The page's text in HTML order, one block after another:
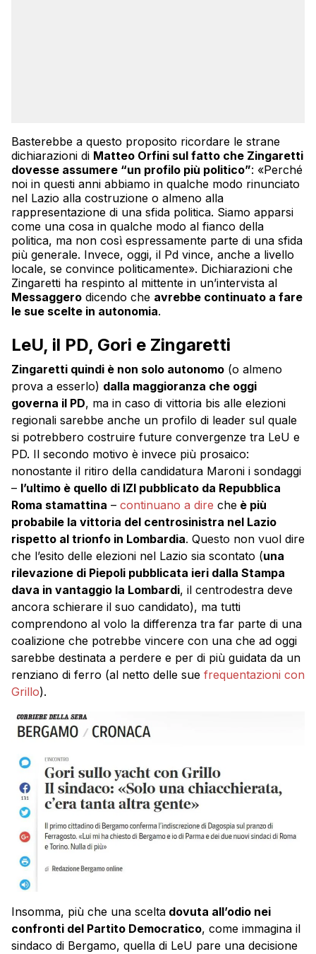
Basterebbe a questo proposito ricordare le strane
dichiarazioni di Matteo Orfini sul fatto che Zingaretti
dovesse assumere “un profilo più politico”: «Perché
noi in questi anni abbiamo in qualche modo rinunciato
nel Lazio alla costruzione o almeno alla
rappresentazione di una sfida politica. Siamo apparsi
come una cosa in qualche modo al fianco della
politica, ma non così espressamente parte di una sfida
più generale. Invece, oggi, il Pd vince, anche a livello
locale, se convince politicamente». Dichiarazioni che
Zingaretti ha respinto al mittente in un’intervista al
Messaggero dicendo che avrebbe continuato a fare
le sue scelte in autonomia.
LeU, il PD, Gori e Zingaretti
Zingaretti quindi è non solo autonomo (o almeno
prova a esserlo) dalla maggioranza che oggi
governa il PD, ma in caso di vittoria bis alle elezioni
regionali sarebbe anche un profilo di leader sul quale
si potrebbero costruire future convergenze tra LeU e
PD. Il secondo motivo è invece più prosaico:
nonostante il ritiro della candidatura Maroni i sondaggi
– l’ultimo è quello di IZI pubblicato da Repubblica
Roma stamattina – continuano a dire che è più
probabile la vittoria del centrosinistra nel Lazio
rispetto al trionfo in Lombardia. Questo non vuol dire
che l’esito delle elezioni nel Lazio sia scontato (una
rilevazione di Piepoli pubblicata ieri dalla Stampa
dava in vantaggio la Lombardi, il centrodestra deve
ancora schierare il suo candidato), ma tutti
comprendono al volo la differenza tra far parte di una
coalizione che potrebbe vincere con una che ad oggi
sarebbe destinata a perdere e per di più guidata da un
renziano di ferro (al netto delle sue frequentazioni con
Grillo).
Insomma, più che una scelta dovuta all’odio nei
confronti del Partito Democratico, come immagina il
sindaco di Bergamo, quella di LeU pare una decisione